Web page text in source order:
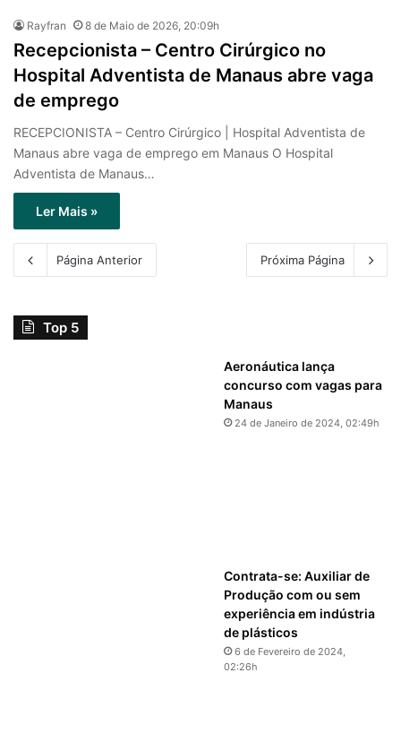
Rayfran 8 de Maio de 2026, 20:09h
Recepcionista – Centro Cirúrgico no
Hospital Adventista de Manaus abre vaga
de emprego
RECEPCIONISTA – Centro Cirúrgico | Hospital Adventista de
Manaus abre vaga de emprego em Manaus O Hospital
Adventista de Manaus…
Ler Mais »
Página Anterior Próxima Página
Top 5
Aeronáutica lança
concurso com vagas para
Manaus
24 de Janeiro de 2024, 02:49h
Contrata-se: Auxiliar de
Produção com ou sem
experiência em indústria
de plásticos
6 de Fevereiro de 2024,
02:26h